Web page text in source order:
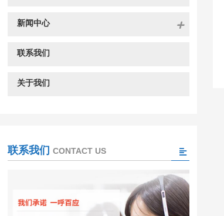
新闻中心
联系我们
关于我们
联系我们 CONTACT US